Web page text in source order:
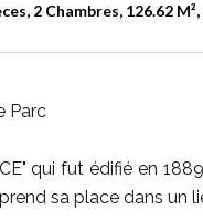
2 Chambres, 126.62 M²,
Parc
qui fut édifié en
sa place dans un